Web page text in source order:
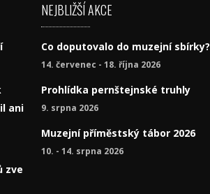
ani
zve
NEJBLIŽŠÍ AKCE
Co doputovalo do muzejní sbírky?
14. červenec - 18. října 2026
Prohlídka pernštejnské truhly
9. srpna 2026
Muzejní příměstský tábor 2026
10. - 14. srpna 2026